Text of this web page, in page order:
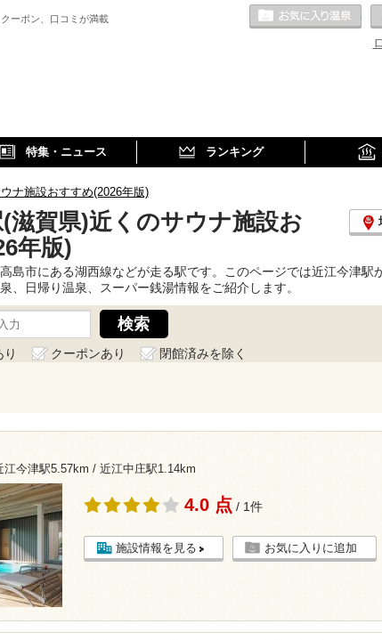
ーポン、口コミが満載 お
特集・ニュース ランキング
ナ施設おすすめ(2026年版)
滋賀県)近くのサウナ施設お
年版)
島市にある湖西線などが走る駅です。このページでは近江今津駅
、日帰り温泉、スーパー銭湯情報をご紹介します。
クーポンあり
閉館済みを除く
江今津駅5.57km / 近江中庄駅1.14km
4.0 点 / 1件
施設情報を見る お気に入りに追加